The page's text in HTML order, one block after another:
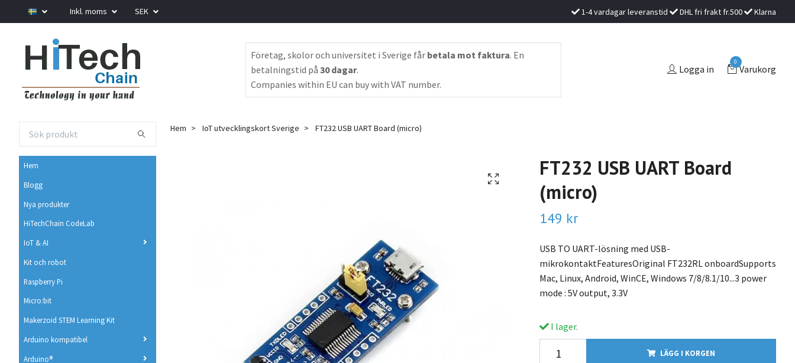
Inkl. moms SEK 1-4 vardagar leveranstid DHL fri frakt fr.500 Klarna
Företag, skolor och universitet i Sverige får betala mot faktura. En
betalningstid på30 dagar.
Companies within EU can buy with VAT number.
Logga in
0
Varukorg
Hem
Blogg
Nya produkter
HiTechChain CodeLab
IoT & AI
Kit och robot
Raspberry Pi
Micro:bit
Makerzoid STEM Learning Kit
Arduino kompatibel
Arduino®
Hem IoT utvecklingskort Sverige FT232 USB UART Board (micro)
FT232 USB UART Board
(micro)
149 kr
USB TO UART-lösning med USB-
mikrokontaktFeaturesOriginal FT232RL onboardSupports
Mac, Linux, Android, WinCE, Windows 7/8/8.1/10...3 power
mode : 5V output, 3.3V
I lager.
LÄGG I KORGEN